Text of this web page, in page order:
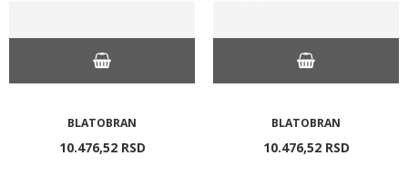
BLATOBRAN
10.476,52 RSD
BLATOBRAN
10.476,52 RSD